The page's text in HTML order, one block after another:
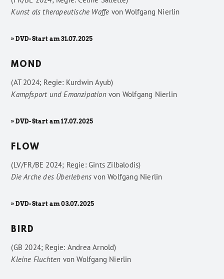
Kunst als therapeutische Waffe vonWolfgang Nierlin
» DVD-Start am 31.07.2025
MOND
(AT 2024; Regie: Kurdwin Ayub)
Kampfsport und Emanzipationvon Wolfgang Nierlin
» DVD-Start am 17.07.2025
FLOW
(LV/FR/BE 2024; Regie: Gints Zilbalodis)
Die Arche des Überlebens vonWolfgang Nierlin
» DVD-Start am 03.07.2025
BIRD
(GB 2024; Regie: Andrea Arnold)
Kleine Fluchten vonWolfgang Nierlin